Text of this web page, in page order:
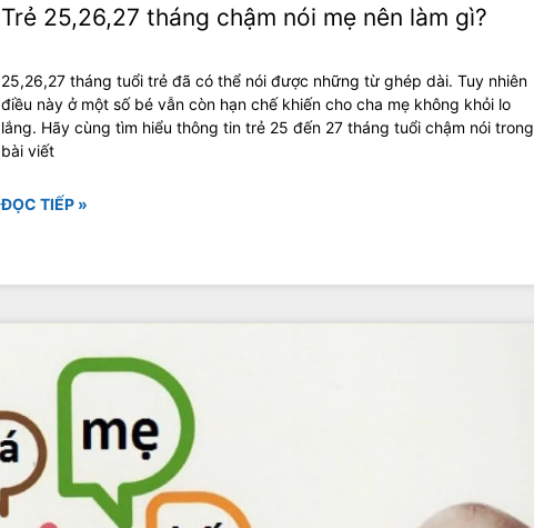
Trẻ 25,26,27 tháng chậm nói mẹ nên làm gì?
25,26,27 tháng tuổi trẻ đã có thể nói được những từ ghép dài. Tuy nhiên
điều này ở một số bé vẫn còn hạn chế khiến cho cha mẹ không khỏi lo
lắng. Hãy cùng tìm hiểu thông tin trẻ 25 đến 27 tháng tuổi chậm nói trong
bài viết
ĐỌC TIẾP »